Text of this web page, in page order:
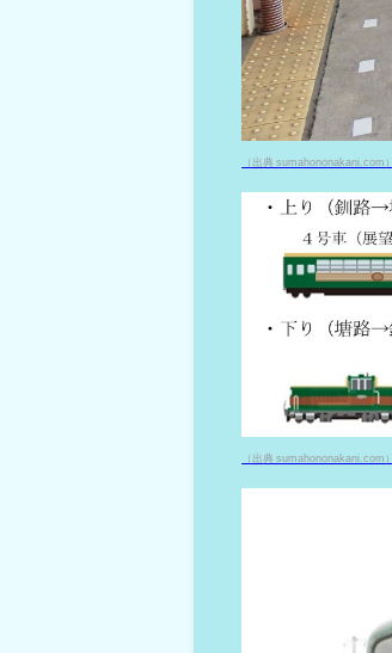
（出典 sumahononakani.com）
（出典 sumahononakani.com）